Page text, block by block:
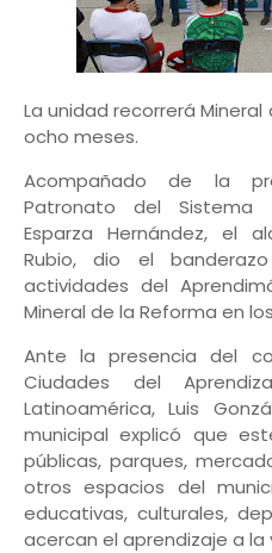
La unidad recorrerá
ocho meses.
Acompañado de la
Patronato del Sistema
Esparza Hernández, el
Rubio, dio el
actividades del
Mineral de la Reforma en
Ante la presencia del
Ciudades del
Latinoamérica, Luis
municipal explicó que
públicas, parques,
otros espacios del
educativas, culturales,
acercan el aprendizaje a la